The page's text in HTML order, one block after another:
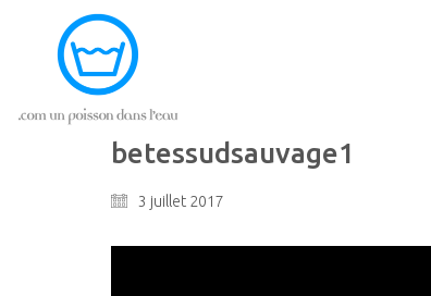
betessudsauvage1
3 juillet 2017